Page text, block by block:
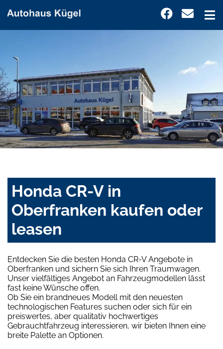
Honda CR-V in
Oberfranken kaufen oder
leasen
Entdecken Sie die besten Honda CR-V Angebote in
Oberfranken und sichern Sie sich Ihren Traumwagen.
Unser vielfältiges Angebot an Fahrzeugmodellen lässt
fast keine Wünsche offen.
Ob Sie ein brandneues Modell mit den neuesten
technologischen Features suchen oder sich für ein
preiswertes, aber qualitativ hochwertiges
Gebrauchtfahrzeug interessieren, wir bieten Ihnen eine
breite Palette an Optionen.